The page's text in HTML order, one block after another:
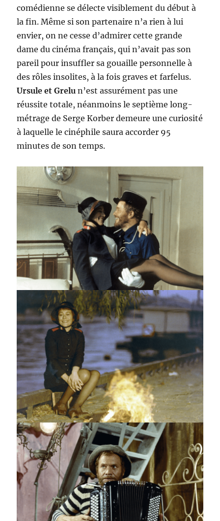
comédienne se délecte visiblement du début à
la fin. Même si son partenaire n’a rien à lui
envier, on ne cesse d’admirer cette grande
dame du cinéma français, qui n’avait pas son
pareil pour insuffler sa gouaille personnelle à
des rôles insolites, à la fois graves et farfelus.
Ursule et Grelun’est assurément pas une
réussite totale, néanmoins le septième long-
métrage de Serge Korber demeure une curiosité
à laquelle le cinéphile saura accorder 95
minutes de son temps.